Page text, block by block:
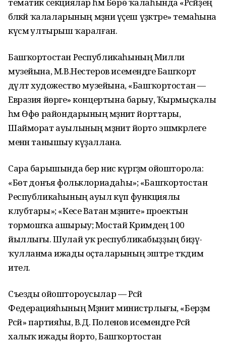
бәләкәй ҡалаларының мәҙәни үҫеш үҙәктәре» темаһына
күсмә ултырыш ҡаралған.
Башҡортостан Республикаһының Милли
музейына, М.В.Нестеров исемендәге Башҡорт
дәүләт художество музейына, «Башҡортостан —
Евразия йөрәге» концертына барыу, Ҡырмыҫҡалы
һәм Өфө райондарының мәҙәниәт йорттары,
Шайморат ауылының мәҙәниәт йорто эшмәкәрлеге
менән танышыу күҙаллана.
Сара барышында бер нисә күргәҙмә ойошторола:
«Бөтә донъя фольклориадаһы»; «Башҡортостан
Республикаһының ауыл күп функциялы
клубтары»; «Кесе Ватан мәҙәниәте» проектын
тормошҡа ашырыу; Мостай Кәримдең 100
йыллығы. Шулай уҡ республикабыҙҙың биҙәү-
ҡулланма ижады оҫталарының эштәре тәҡдим
ителә.
Съезды ойоштороусылар — Рәсәй
Федерацияһының Мәҙәниәт министрлығы, «Берҙәм
Рәсәй» партияһы, В.Д. Поленов исемендәге Рәсәй
халыҡ ижады йорто, Башҡортостан